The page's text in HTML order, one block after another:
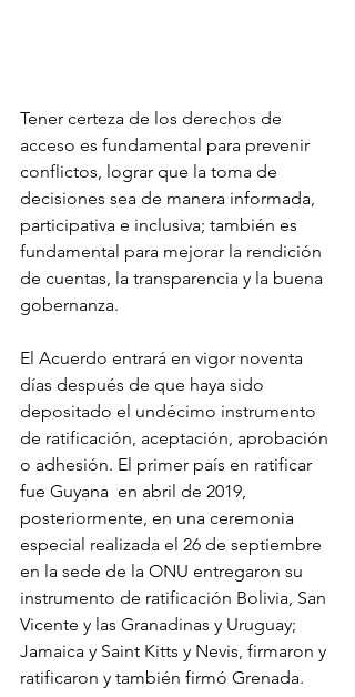
Tener certeza de los derechos de
acceso es fundamental para prevenir
conflictos, lograr que la toma de
decisiones sea de manera informada,
participativa e inclusiva; también es
fundamental para mejorar la rendición
de cuentas, la transparencia y la buena
gobernanza.
El Acuerdo entrará en vigor noventa
días después de que haya sido
depositado el undécimo instrumento
de ratificación, aceptación, aprobación
o adhesión. El primer país en ratificar
fue Guyana  en abril de 2019,
posteriormente, en una ceremonia
especial realizada el 26 de septiembre
en la sede de la ONU entregaron su
instrumento de ratificación Bolivia, San
Vicente y las Granadinas y Uruguay;
Jamaica y Saint Kitts y Nevis, firmaron y
ratificaron y también firmó Grenada.